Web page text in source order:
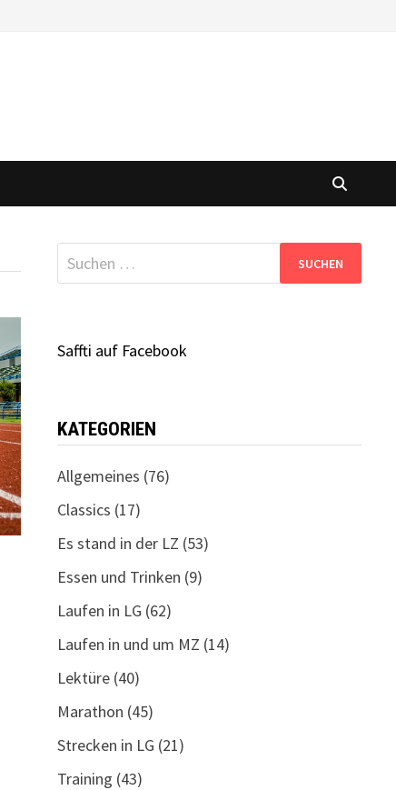
Suchen
nach:
Saffti auf Facebook
KATEGORIEN
Allgemeines (76)
Classics (17)
Es stand in der LZ (53)
Essen und Trinken (9)
Laufen in LG (62)
Laufen in und um MZ (14)
Lektüre(40)
Marathon (45)
Strecken in LG (21)
Training (43)